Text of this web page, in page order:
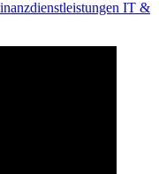
IT &